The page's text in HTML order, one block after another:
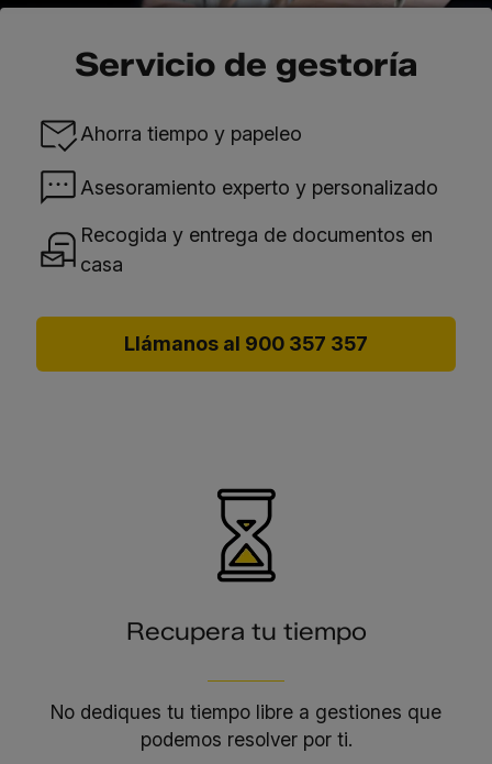
Servicio de gestoría
Ahorra tiempo y papeleo
Asesoramiento experto y personalizado
Recogida y entrega de documentos en
casa
Llámanos al 900 357 357
Recupera tu tiempo
No dediques tu tiempo libre a gestiones que
podemos resolver por ti.